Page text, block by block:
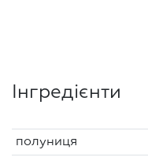
Інгредієнти
полуниця